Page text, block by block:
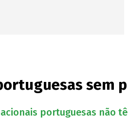
sem
portuguesas não